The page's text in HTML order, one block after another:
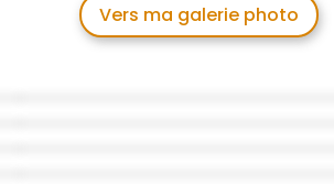
Vers ma galerie photo